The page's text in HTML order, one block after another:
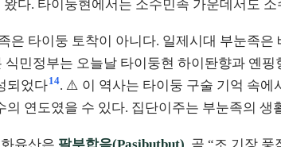
다. 타이둥현에서는 소수민족 가운데서도 소
은 타이둥 토착이 아니다. 일제시대 부눈족
식민정부는 오늘날 타이둥현 하이돤향과 옌
되었다14. ⚠️ 이 역사는 타이둥 구술 기억 속에
의 연도였을 수 있다. 집단이주는 부눈족의
유산은 팔부합음(Pasibutbut), 곧 “조 기장